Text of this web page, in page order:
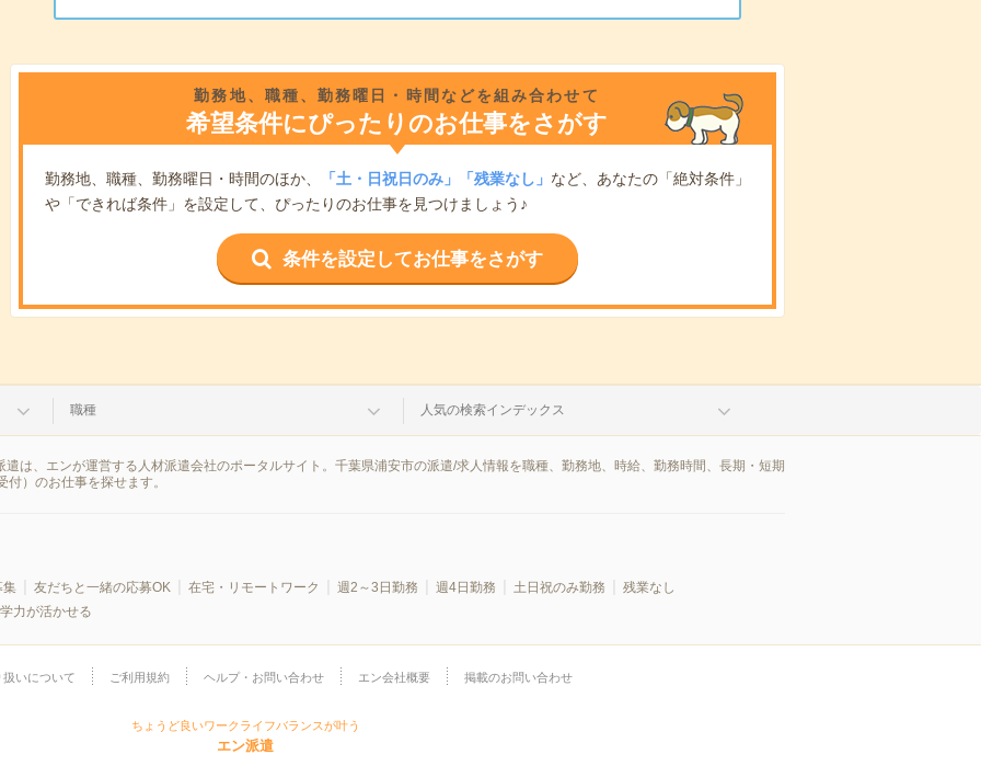
勤務地、職種、勤務曜日・時間などを組み合わせて
希望条件にぴったりのお仕事をさがす
勤務地、職種、勤務曜日・時間のほか、 「土・日祝日のみ」「残業なし」 など、あなたの「絶対条件」
や「できれば条件」を設定して、ぴったりのお仕事を見つけましょう♪
条件を設定してお仕事をさがす
職種 人気の検索インデックス
は、エンが運営する人材派遣会社のポータルサイト。千葉県浦安市の派遣/求人情報を職種、勤務地、時給、勤務時間、長期・短期
）のお仕事を探せます。
集 友だちと一緒の応募OK 在宅・リモートワーク 週2～3日勤務 週4日勤務 土日祝のみ勤務
残業なし
力が活かせる
いについて ご利用規約 ヘルプ・お問い合わせ エン会社概要 掲載のお問い合わせ
ちょうど良いワークライフバランスが叶う
エン派遣